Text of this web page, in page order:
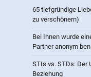
65 tiefgründige
zu verschönern)
Bei Ihnen wurde
Partner anonym
STIs vs. STDs: Der
Beziehung